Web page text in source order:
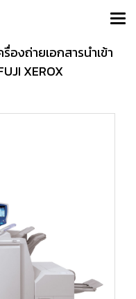
รื่องถ่ายเอกสารนำเข้า
XEROX